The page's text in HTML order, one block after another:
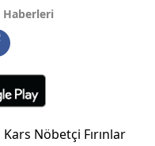
Haberleri
Kars Nöbetçi Fırınlar